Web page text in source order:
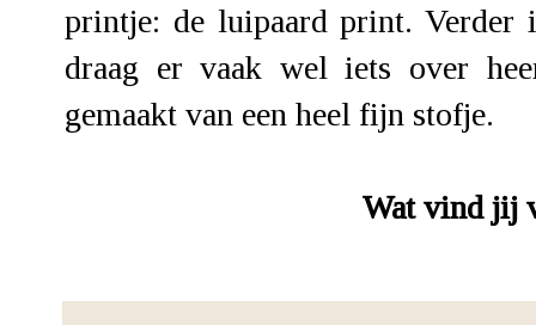
printje: de luipaard print. Verder
draag er vaak wel iets over
gemaakt van een heel fijn stofje.
Wat vind jij